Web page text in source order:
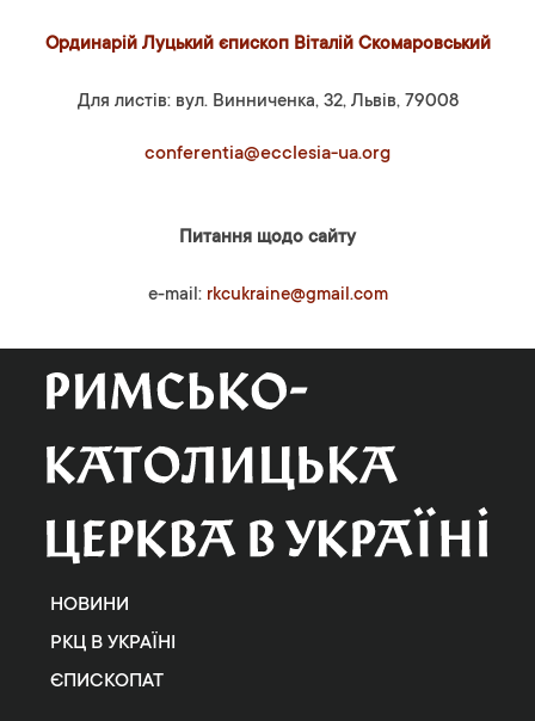
Ординарій Луцький єпископ Віталій Скомаровський
Для листів: вул. Винниченка, 32, Львів, 79008
conferentia@ecclesia-ua.org
Питання щодо сайту
e-mail: rkcukraine@gmail.com
НОВИНИ
РКЦ В УКРАЇНІ
ЄПИСКОПАТ